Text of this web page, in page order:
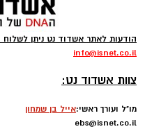
רוצה לעקוב אחרי
הודעות לאתר אשדוד נט ניתן
info@isnet.co.il
צוות אשדוד נט:
מו"ל ועורך ראשי:אייל בן שמחון
ebs@isnet.co.il